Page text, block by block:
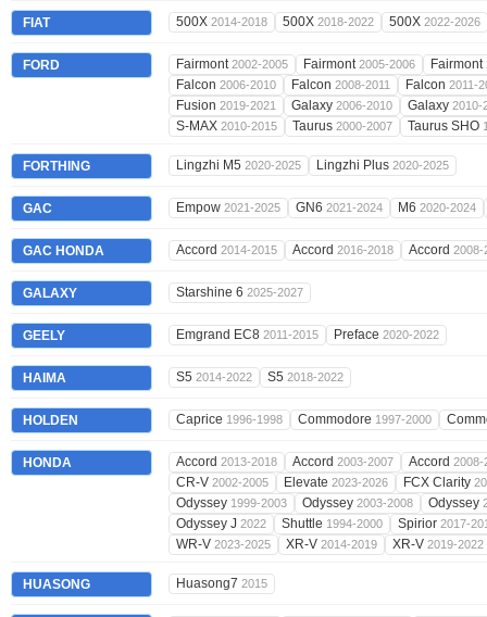
FIAT 500X 2014-2018 500X 2018-2022 500X 2022-2026
FORD Fairmont2002-2005 Fairmont2005-2006 Fairmont
Falcon 2006-2010 Falcon 2008-2011 Falcon 2011-
Fusion 2019-2021 Galaxy 2006-2010 Galaxy 2010-
S-MAX 2010-2015 Taurus 2000-2007 Taurus SHO
FORTHING Lingzhi M5 2020-2025 Lingzhi Plus 2020-2025
GAC Empow 2021-2025 GN6 2021-2024 M6 2020-2024
GAC HONDA Accord 2014-2015 Accord 2016-2018 Accord 2008-
GALAXY Starshine 6 2025-2027
GEELY Emgrand EC8 2011-2015 Preface 2020-2022
HAIMA S5 2014-2022 S5 2018-2022
HOLDEN Caprice 1996-1998 Commodore 1997-2000
HONDA Accord 2013-2018 Accord 2003-2007 Accord 2008-
CR-V 2002-2005 Elevate 2023-2026 FCX Clarity
Odyssey 1999-2003 Odyssey 2003-2008 Odyssey
Odyssey J 2022 Shuttle 1994-2000 Spirior 2017-
WR-V 2023-2025 XR-V 2014-2019 XR-V 2019-2022
HUASONG Huasong7 2015